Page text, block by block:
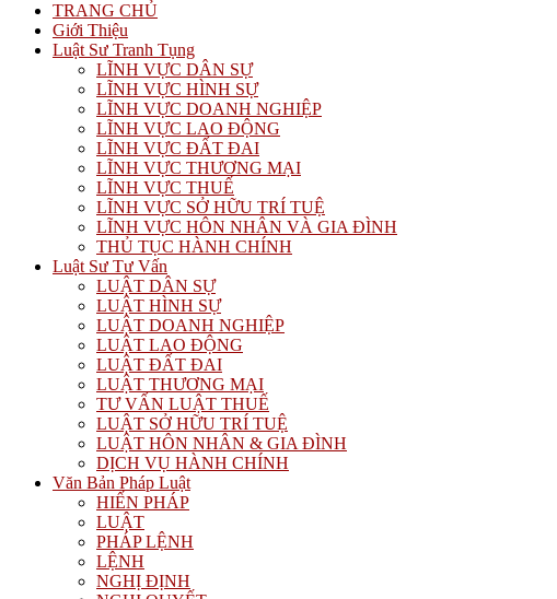
TRANG CHỦ
Giới Thiệu
Luật Sư Tranh Tụng
LĨNH VỰC DÂN SỰ
LĨNH VỰC HÌNH SỰ
LĨNH VỰC DOANH NGHIỆP
LĨNH VỰC LAO ĐỘNG
LĨNH VỰC ĐẤT ĐAI
LĨNH VỰC THƯƠNG MẠI
LĨNH VỰC THUẾ
LĨNH VỰC SỞ HỮU TRÍ TUỆ
LĨNH VỰC HÔN NHÂN VÀ GIA ĐÌNH
THỦ TỤC HÀNH CHÍNH
Luật Sư Tư Vấn
LUẬT DÂN SỰ
LUẬT HÌNH SỰ
LUẬT DOANH NGHIỆP
LUẬT LAO ĐỘNG
LUẬT ĐẤT ĐAI
LUẬT THƯƠNG MẠI
TƯ VẤN LUẬT THUẾ
LUẬT SỞ HỮU TRÍ TUỆ
LUẬT HÔN NHÂN & GIA ĐÌNH
DỊCH VỤ HÀNH CHÍNH
Văn Bản Pháp Luật
HIẾN PHÁP
LUẬT
PHÁP LỆNH
LỆNH
NGHỊ ĐỊNH